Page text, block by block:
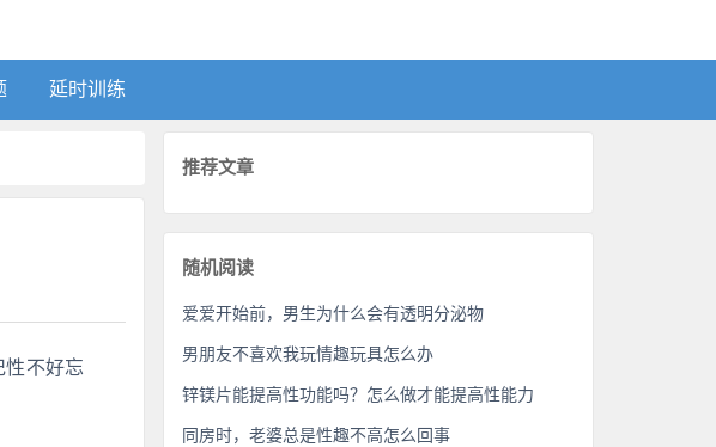
延时训练
性不好忘
推荐文章
随机阅读
爱爱开始前，男生为什么会有透明分泌物
男朋友不喜欢我玩情趣玩具怎么办
锌镁片能提高性功能吗？怎么做才能提高性能力
同房时，老婆总是性趣不高怎么回事